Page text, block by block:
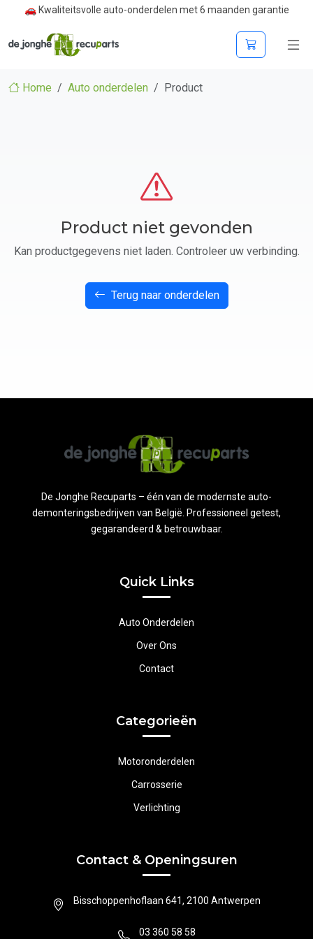
🚗 Kwaliteitsvolle auto-onderdelen met 6 maanden garantie
Home Auto onderdelen Product
Product niet gevonden
Kan productgegevens niet laden. Controleer uw verbinding.
Terug naar onderdelen
De Jonghe Recuparts – één van de modernste auto-
demonteringsbedrijven van België. Professioneel getest,
gegarandeerd & betrouwbaar.
Quick Links
Auto Onderdelen
Over Ons
Contact
Categorieën
Motoronderdelen
Carrosserie
Verlichting
Contact & Openingsuren
Bisschoppenhoflaan 641, 2100 Antwerpen
03 360 58 58